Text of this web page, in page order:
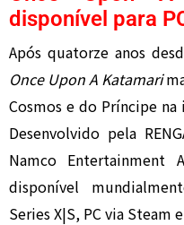
disponível para
Após quatorze anos
Once Upon A Katamari
Cosmos e do Príncipe na
Desenvolvido pela
Namco
disponível
Series X|S, PC via Steam